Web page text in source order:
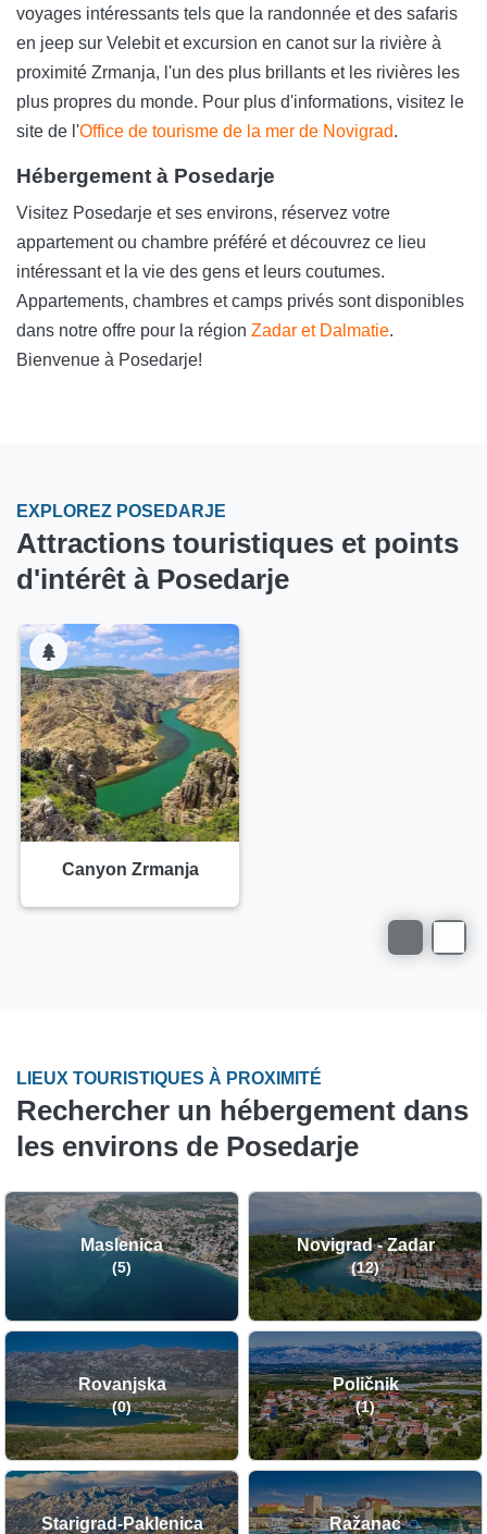
voyages intéressants tels que la randonnée et des safaris
en jeep sur Velebit et excursion en canot sur la rivière à
proximité Zrmanja, l'un des plus brillants et les rivières les
plus propres du monde. Pour plus d'informations, visitez le
site de l'Office de tourisme de la mer de Novigrad.
Hébergement à Posedarje
Visitez Posedarje et ses environs, réservez votre
appartement ou chambre préféré et découvrez ce lieu
intéressant et la vie des gens et leurs coutumes.
Appartements, chambres et camps privés sont disponibles
dans notre offre pour la région Zadar et Dalmatie.
Bienvenue à Posedarje!
EXPLOREZ POSEDARJE
Attractions touristiques et points
d'intérêt à Posedarje
Canyon Zrmanja
LIEUX TOURISTIQUES À PROXIMITÉ
Rechercher un hébergement dans
les environs de Posedarje
Maslenica
(5)
Novigrad - Zadar
(12)
Rovanjska
(0)
Poličnik
(1)
Starigrad-Paklenica Ražanac